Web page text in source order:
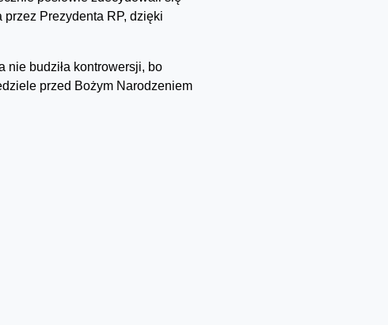
przez Prezydenta RP, dzięki
nie budziła kontrowersji, bo
przed Bożym Narodzeniem